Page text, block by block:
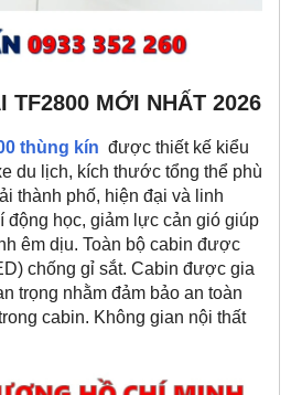
TF2800 MỚI NHẤT 2026
thùng kín được thiết kế kiểu
du lịch, kích thước tổng thể phù
thành phố, hiện đại và linh
động học, giảm lực cản gió giúp
êm dịu. Toàn bộ cabin được
chống gỉ sắt. Cabin được gia
trọng nhằm đảm bảo an toàn
cabin. Không gian nội thất